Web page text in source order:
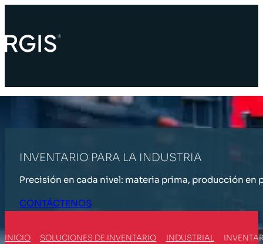
INVENTARIO PARA LA INDUSTRIA
Precisión en cada nivel: materia prima, producción en
CONTÁCTENOS
INICIO SOLUCIONES DE INVENTARIO INDUSTRIAL